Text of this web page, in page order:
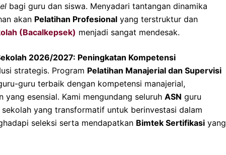
bagi guru dan siswa. Menyadari tantangan dinamika
akan Pelatihan Profesional yang terstruktur dan
(Bacalkepsek) menjadi sangat mendesak.
2026/2027: Peningkatan Kompetensi
strategis. Program Pelatihan Manajerial dan Supervisi
guru terbaik dengan kompetensi manajerial,
esensial. Kami mengundang seluruh ASN guru
yang transformatif untuk berinvestasi dalam
seleksi serta mendapatkan Bimtek Sertifikasi yang